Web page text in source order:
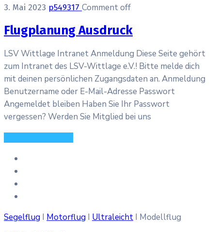
3. Mai 2023 p549317 Comment off
Flugplanung Ausdruck
LSV Wittlage Intranet Anmeldung Diese Seite gehört
zum Intranet des LSV-Wittlage e.V.! Bitte melde dich
mit deinen persönlichen Zugangsdaten an. Anmeldung
Benutzername oder E-Mail-Adresse Passwort
Angemeldet bleiben Haben Sie Ihr Passwort
vergessen? Werden Sie Mitglied bei uns
Segelflug I Motorflug I Ultraleicht I Modellflug